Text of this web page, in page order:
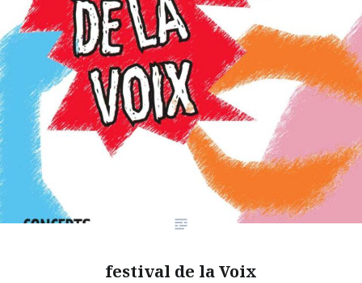
festival de la Voix